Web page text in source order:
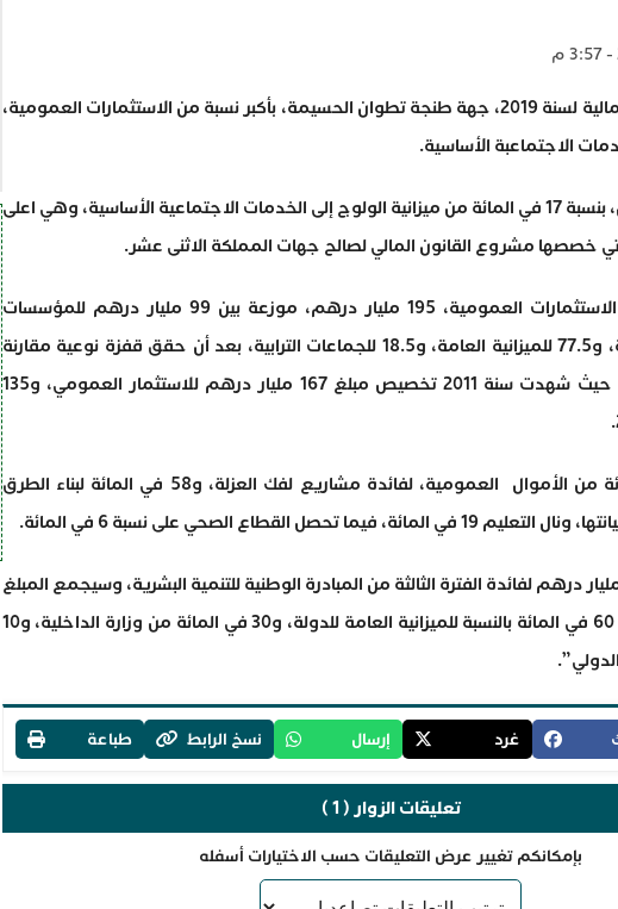
خص مشروع قانون المالية لسنة 2019، جهة طنجة تطوان الحسيمة، بأكبر نسبة من الاستثمارات العمومية،
الاجتماعبة الأساسية.
واستأثرت جهة الشمال، بنسبة 17 في المائة من ميزانية الولوج إلى الخدمات الاجتماعية الأساسية، وهي اعلى
مشروع القانون المالي لصالح جهات المملكة الاثنى عشر.
ويبلغ مجموع قيمة الاستثمارات العمومية، 195 مليار درهم، موزعة بين 99 مليار درهم للمؤسسات
والمقاولات العمومية، و77.5 للميزانية العامة، و18.5 للجماعات الترابية، بعد أن حقق قفزة نوعية مقارنة
مع السنوات الفارطة، حيث شهدت سنة 2011 تخصيص مبلغ 167 مليار درهم للاستثمار العمومي، و135
وخصصت 76 في المائة من الأموال العمومية، لفائدة مشاريع لفك العزلة، و58 في المائة لبناء الطرق
تحصل القطاع الصحي على نسبة 6 في المائة.
تم رصد مبلغ 18 مليار درهم لفائدة الفترة الثالثة من المبادرة الوطنية للتنمية البشرية، وسيجمع المبلغ
عبر مساهمات قدرها 60 في المائة بالنسبة للميزانية العامة للدولة، و30 في المائة من وزارة الداخلية، و10
غرد إرسال نسخ الرابط طباعة
تعليقات الزوار ( 1 )
بإمكانكم تغيير عرض التعليقات حسب الاختيارات أسفله